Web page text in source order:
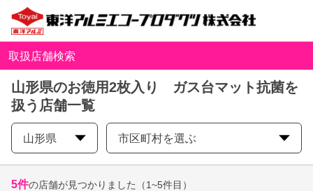
取扱店舗検索
山形県のお徳用2枚入り ガス台マット抗菌を
扱う店舗一覧
山形県 市区町村を選ぶ
5件の店舗が見つかりました （1~5件目）